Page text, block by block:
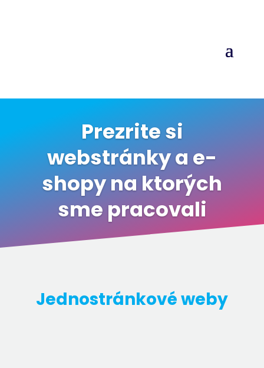
Prezrite si
webstránky a e-
shopy na ktorých
sme pracovali
Jednostránkové weby